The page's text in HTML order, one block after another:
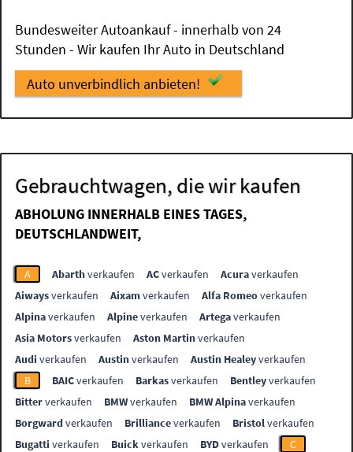
Bundesweiter Autoankauf - innerhalb von 24
Stunden - Wir kaufen Ihr Auto in Deutschland
Auto unverbindlich anbieten!
Gebrauchtwagen, die wir kaufen
ABHOLUNG INNERHALB EINES TAGES,
DEUTSCHLANDWEIT,
A Abarthverkaufen ACverkaufen Acuraverkaufen
Aiwaysverkaufen Aixamverkaufen Alfa Romeoverkaufen
Alpinaverkaufen Alpineverkaufen Artegaverkaufen
Asia Motorsverkaufen Aston Martinverkaufen
Audi verkaufen Austinverkaufen Austin Healeyverkaufen
B
BAICverkaufen Barkasverkaufen Bentleyverkaufen
Bitterverkaufen BMWverkaufen BMW Alpinaverkaufen
Borgwardverkaufen Brillianceverkaufen Bristolverkaufen
Bugatti verkaufen Buickverkaufen BYDverkaufen
C